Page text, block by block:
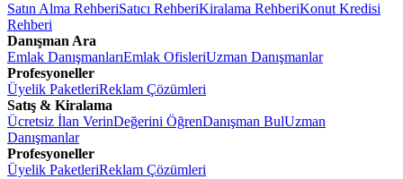
Satın Alma RehberiSatıcı RehberiKiralama RehberiKonut Kredisi
Rehberi
Danışman Ara
Emlak DanışmanlarıEmlak OfisleriUzman Danışmanlar
Profesyoneller
Üyelik PaketleriReklam Çözümleri
Satış & Kiralama
Ücretsiz İlan VerinDeğerini ÖğrenDanışman BulUzman
Danışmanlar
Profesyoneller
Üyelik PaketleriReklam Çözümleri